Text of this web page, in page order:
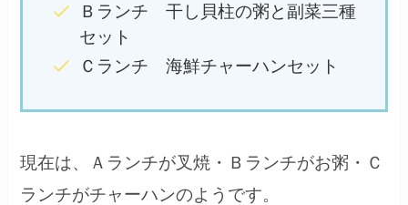
Ｂランチ 干し貝柱の粥と副菜三種
セット
Ｃランチ 海鮮チャーハンセット
現在は、Ａランチが叉焼・Ｂランチがお粥・Ｃ
ランチがチャーハンのようです。